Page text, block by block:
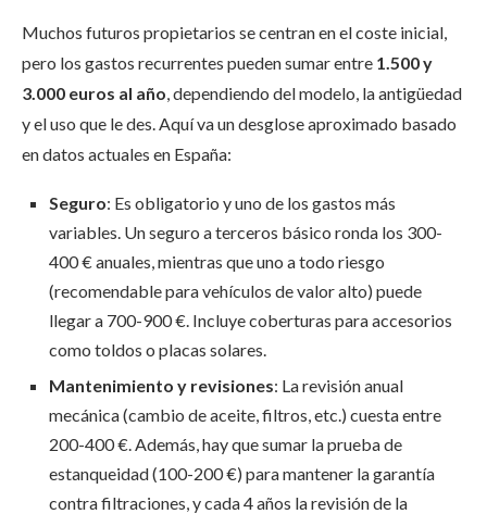
Muchos futuros propietarios se centran en el coste inicial,
pero los gastos recurrentes pueden sumar entre 1.500 y
3.000 euros al año, dependiendo del modelo, la antigüedad
y el uso que le des. Aquí va un desglose aproximado basado
en datos actuales en España:
Seguro: Es obligatorio y uno de los gastos más
variables. Un seguro a terceros básico ronda los 300-
400 € anuales, mientras que uno a todo riesgo
(recomendable para vehículos de valor alto) puede
llegar a 700-900 €. Incluye coberturas para accesorios
como toldos o placas solares.
Mantenimiento y revisiones: La revisión anual
mecánica (cambio de aceite, filtros, etc.) cuesta entre
200-400 €. Además, hay que sumar la prueba de
estanqueidad (100-200 €) para mantener la garantía
contra filtraciones, y cada 4 años la revisión de la